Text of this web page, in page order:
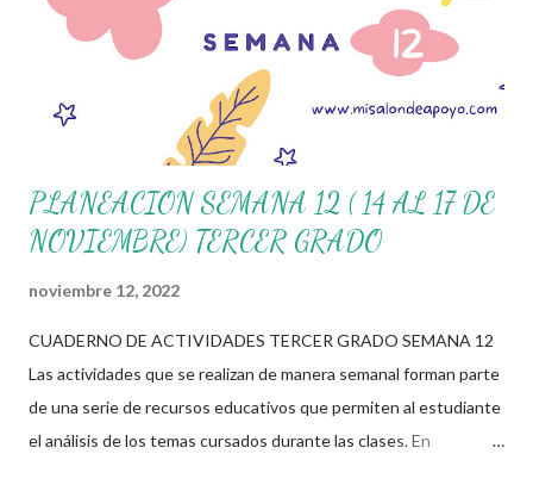
complemento a las planeaciones y/o actividades que ya se
encuentren previamente organizadas. Estas planeaciones estan
diseñadas para trabajar en la primera semana del presente ciclo
escolar las cuales en base a sus actividades no...
PLANEACION SEMANA 12 ( 14 AL 17 DE
NOVIEMBRE) TERCER GRADO
noviembre 12, 2022
CUADERNO DE ACTIVIDADES TERCER GRADO SEMANA 12
Las actividades que se realizan de manera semanal forman parte
de una serie de recursos educativos que permiten al estudiante
el análisis de los temas cursados durante las clases. En